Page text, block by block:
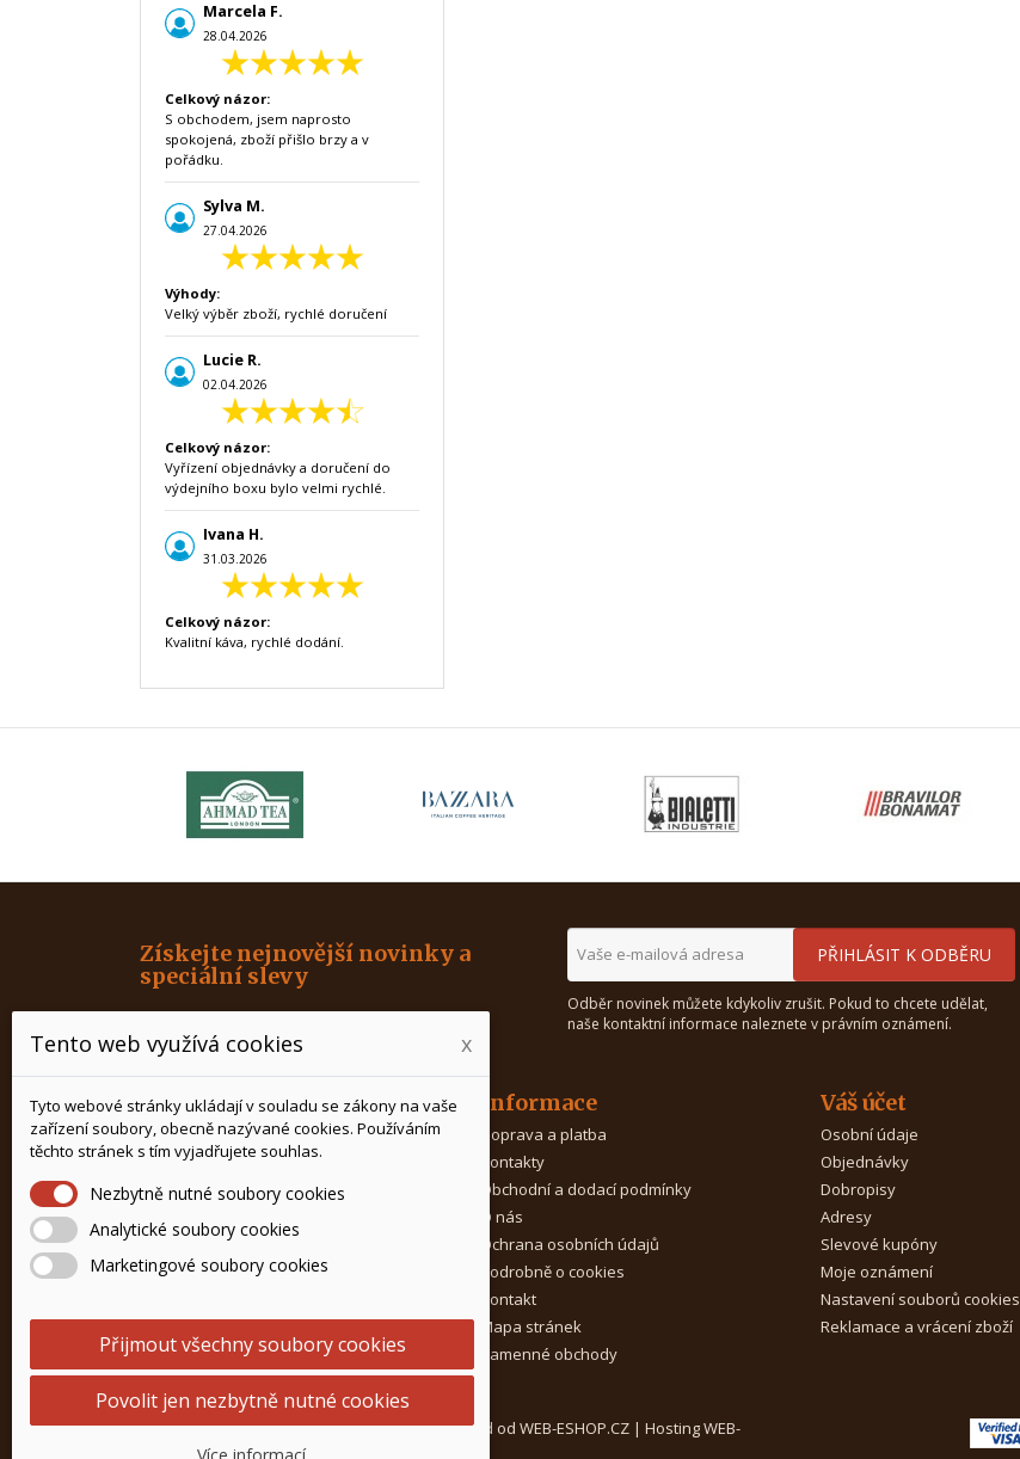
Marcela F.
28.04.2026
Celkový názor:
S obchodem, jsem naprosto
spokojená, zboží přišlo brzy a v
pořádku.
Sylva M.
27.04.2026
Výhody:
Velký výběr zboží, rychlé doručení
Lucie R.
02.04.2026
Celkový názor:
Vyřízení objednávky a doručení do
výdejního boxu bylo velmi rychlé.
Ivana H.
31.03.2026
Celkový názor:
Kvalitní káva, rychlé dodání.
Získejte nejnovější novinky a
speciální slevy
Odběr novinek můžete kdykoliv zrušit. Pokud to chcete udělat,
naše kontaktní informace naleznete v právním oznámení.
Produkty
Káva
Čaj
Kávovary
Porcelán na čaj
Doplňky ke kávě
Prostředky na čištění
Informace
Doprava a platba
Kontakty
Obchodní a dodací podmínky
O nás
Ochrana osobních údajů
Podrobně o cookies
Kontakt
Mapa stránek
Kamenné obchody
Váš účet
Osobní údaje
Objednávky
Dobropisy
Adresy
Slevové kupóny
Moje oznámení
Nastavení souborů cookies
Reklamace a vrácení zboží
© 2015-2026 Kavagastro.cz |Internetový obchod od WEB-ESHOP.CZ | Hosting WEB-
PARTNER.CZ
Tento web využívá cookies x
Tyto webové stránky ukládají v souladu se zákony na vaše
zařízení soubory, obecně nazývané cookies. Používáním
těchto stránek s tím vyjadřujete souhlas.
Nezbytně nutné soubory cookies
Analytické soubory cookies
Marketingové soubory cookies
Přijmout všechny soubory cookies
Povolit jen nezbytně nutné cookies